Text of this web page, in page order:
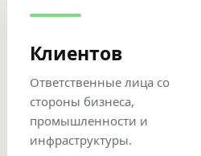
Клиентов
Ответственные лица со
стороны бизнеса,
промышленности и
инфраструктуры.